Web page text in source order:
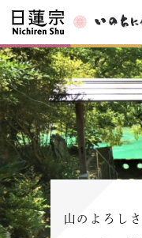
山のよろし